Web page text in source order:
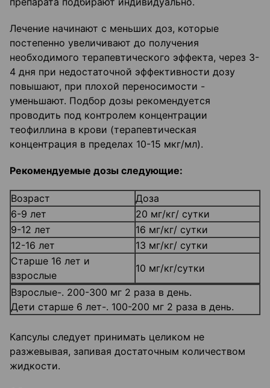
Лечение начинают с меньших доз, которые
постепенно увеличивают до получения
необходимого терапевтического эффекта, через 3-
4 дня при недостаточной эффективности дозу
повышают, при плохой переносимости -
уменьшают. Подбор дозы рекомендуется
проводить под контролем концентрации
теофиллина в крови (терапевтическая
концентрация в пределах 10-15 мкг/мл).
Рекомендуемые дозы следующие:
Возраст
Доза
6-9 лет
20 мг/кг/ сутки
9-12 лет
16 мг/кг/ сутки
12-16 лет
13 мг/кг/ сутки
Старше 16 лет и
взрослые
10 мг/кг/сутки
Взрослые-. 200-300 мг 2 раза в день.
Дети старше 6 лет-. 100-200 мг 2 раза в день.
Капсулы следует принимать целиком не
разжевывая, запивая достаточным количеством
жидкости.